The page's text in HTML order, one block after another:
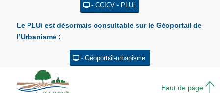
- CCICV - PLUi
Le PLUi est désormais consultable sur le Géoportail de
l’Urbanisme :
- Géoportail-urbanisme
Haut de page